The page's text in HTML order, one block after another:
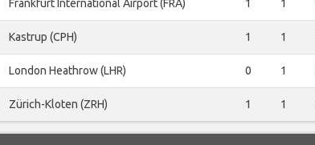
Frankfurt International Airport (FRA) 1 1
Kastrup (CPH) 1 1
London Heathrow (LHR) 0 1
Zürich-Kloten (ZRH) 1 1